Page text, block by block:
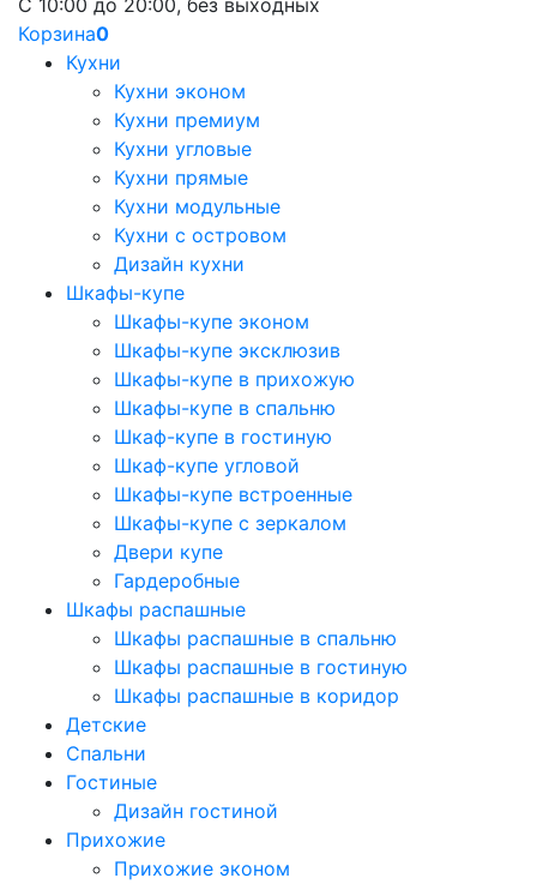
С 10:00 до 20:00, без выходных
Корзина0
Кухни
Кухни эконом
Кухни премиум
Кухни угловые
Кухни прямые
Кухни модульные
Кухни с островом
Дизайн кухни
Шкафы-купе
Шкафы-купе эконом
Шкафы-купе эксклюзив
Шкафы-купе в прихожую
Шкафы-купе в спальню
Шкаф-купе в гостиную
Шкаф-купе угловой
Шкафы-купе встроенные
Шкафы-купе с зеркалом
Двери купе
Гардеробные
Шкафы распашные
Шкафы распашные в спальню
Шкафы распашные в гостиную
Шкафы распашные в коридор
Детские
Спальни
Гостиные
Дизайн гостиной
Прихожие
Прихожие эконом